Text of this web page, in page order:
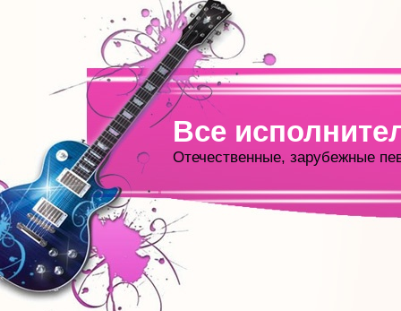
Все
Отечественные, зарубежные